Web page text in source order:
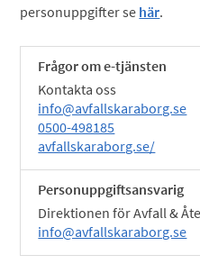
personuppgifter se här.
Frågor om e-tjänsten
Kontakta oss
info@avfallskaraborg.se
0500-498185
avfallskaraborg.se/
Personuppgiftsansvarig
Direktionen för Avfall &
info@avfallskaraborg.se